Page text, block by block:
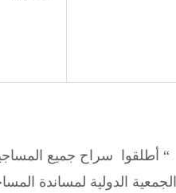
“ أطلقوا سراح جميع
الجمعية الدولية لمساندة